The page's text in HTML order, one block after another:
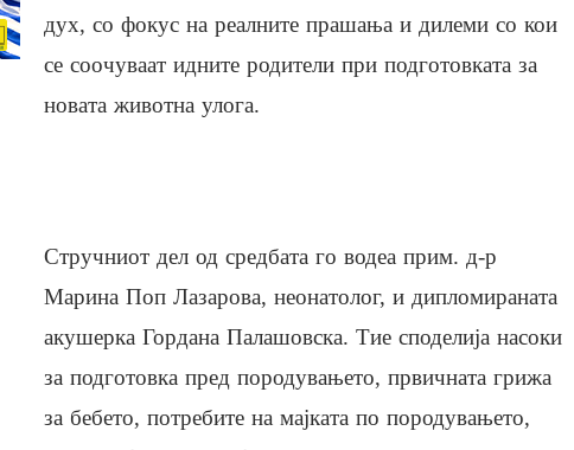
дух, со фокус на реалните прашања и дилеми со кои
се соочуваат идните родители при подготовката за
новата животна улога.
Стручниот дел од средбата го водеа прим. д-р
Марина Поп Лазарова, неонатолог, и дипломираната
акушерка Гордана Палашовска. Тие споделија насоки
за подготовка пред породувањето, првичната грижа
за бебето, потребите на мајката по породувањето,